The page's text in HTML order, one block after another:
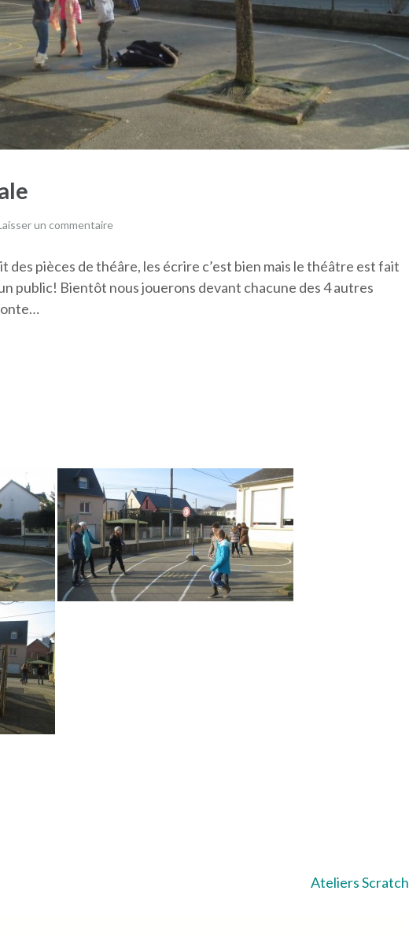
un commentaire
des pièces de théâre, les écrire c’est bien mais le théâtre est fait
public! Bientôt nous jouerons devant chacune des 4 autres
Ateliers Scratch